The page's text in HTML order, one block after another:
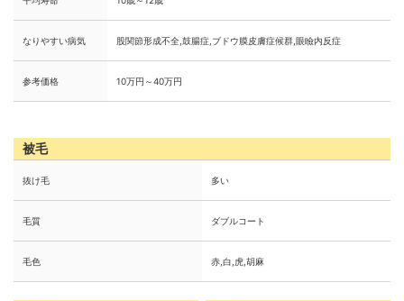
なりやすい病気 股関節形成不全,鼓腸症,ブドウ膜皮膚症候群,眼瞼内反症
参考価格 10万円～40万円
被毛
抜け毛 多い
毛質 ダブルコート
毛色 赤,白,虎,胡麻